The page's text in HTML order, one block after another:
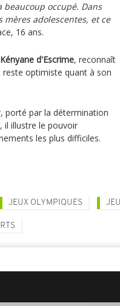
beaucoup occupé. Dans
adolescentes, et ce
16 ans.
d'Escrime, reconnaît
optimiste quant à son
porté par la détermination
il illustre le pouvoir
les plus difficiles.
JEUX OLYMPIQUES